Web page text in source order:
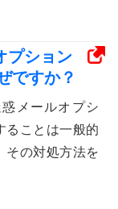
プション
ですか？
惑メールオプシ
ることは一般的
その対処方法を